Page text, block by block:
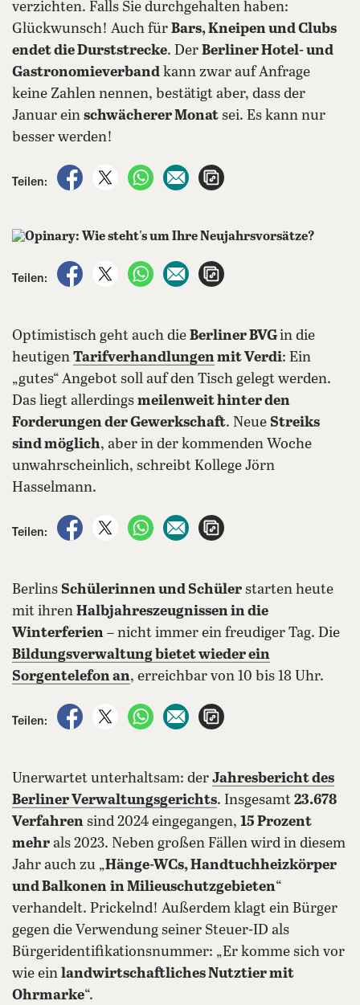
verzichten. Falls Sie durchgehalten haben:
Glückwunsch! Auch für Bars, Kneipen und Clubs
endet die Durststrecke. Der Berliner Hotel- und
Gastronomieverband kann zwar auf Anfrage
keine Zahlen nennen, bestätigt aber, dass der
Januar ein schwächerer Monat sei. Es kann nur
besser werden!
Teilen:
auf Facebook teilen
auf X teilenper WhatsApp teilen
per E-Mail teilen
Teilen:
auf Facebook teilen
auf X teilenper WhatsApp teilen
per E-Mail teilen
Optimistisch geht auch die Berliner BVGin die
heutigen Tarifverhandlungenmit Verdi: Ein
„gutes“ Angebot soll auf den Tisch gelegt werden.
Das liegt allerdings meilenweit hinter den
Forderungen der Gewerkschaft. Neue Streiks
sind möglich, aber in der kommenden Woche
unwahrscheinlich, schreibt Kollege Jörn
Hasselmann.
Teilen:
auf Facebook teilen
auf X teilenper WhatsApp teilen
per E-Mail teilen
Berlins Schülerinnen und Schüler starten heute
mit ihren Halbjahreszeugnissen in die
Winterferien – nicht immer ein freudiger Tag. Die
Bildungsverwaltung bietet wieder ein
Sorgentelefon an, erreichbar von 10 bis 18 Uhr.
Teilen:
auf Facebook teilen
auf X teilenper WhatsApp teilen
per E-Mail teilen
Unerwartet unterhaltsam: der Jahresbericht des
Berliner Verwaltungsgerichts. Insgesamt 23.678
Verfahren sind 2024 eingegangen, 15 Prozent
mehr als 2023. Neben großen Fällen wird in diesem
Jahr auch zu „Hänge-WCs, Handtuchheizkörper
und Balkonen in Milieuschutzgebieten“
verhandelt. Prickelnd! Außerdem klagt ein Bürger
gegen die Verwendung seiner Steuer-ID als
Bürgeridentifikationsnummer: „Er komme sich vor
wie ein landwirtschaftliches Nutztier mit
Ohrmarke“.